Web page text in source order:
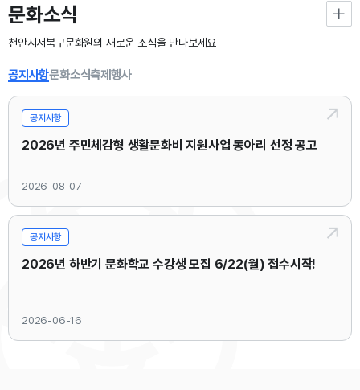
문화소식
천안시서북구문화원의 새로운 소식을 만나보세요
공지사항문화소식축제행사
공지사항
2026년 주민체감형 생활문화비 지원사업 동아리 선정 공고
2026-08-07
공지사항
2026년 하반기 문화학교 수강생 모집 6/22(월) 접수시작!
2026-06-16